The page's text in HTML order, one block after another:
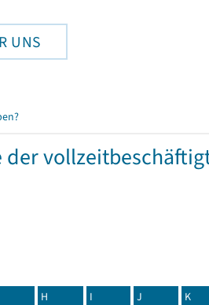
UNS
H I J K